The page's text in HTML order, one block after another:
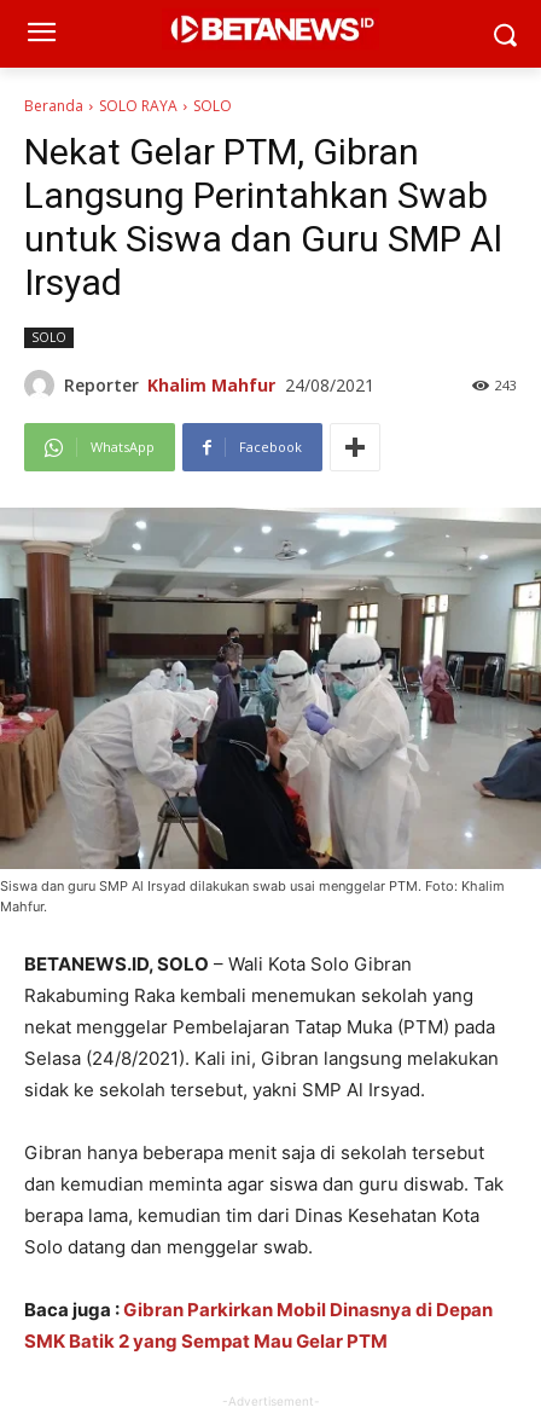
Beranda SOLO RAYA SOLO
Nekat Gelar PTM, Gibran
Langsung Perintahkan Swab
untuk Siswa dan Guru SMP Al
Irsyad
SOLO
Reporter Khalim Mahfur 24/08/2021 243
WhatsApp Facebook
Siswa dan guru SMP Al Irsyad dilakukan swab usai menggelar PTM. Foto: Khalim
Mahfur.
BETANEWS.ID, SOLO – Wali Kota Solo Gibran
Rakabuming Raka kembali menemukan sekolah yang
nekat menggelar Pembelajaran Tatap Muka (PTM) pada
Selasa (24/8/2021). Kali ini, Gibran langsung melakukan
sidak ke sekolah tersebut, yakni SMP Al Irsyad.
Gibran hanya beberapa menit saja di sekolah tersebut
dan kemudian meminta agar siswa dan guru diswab. Tak
berapa lama, kemudian tim dari Dinas Kesehatan Kota
Solo datang dan menggelar swab.
Baca juga :Gibran Parkirkan Mobil Dinasnya di Depan
SMK Batik 2 yang Sempat Mau Gelar PTM
-Advertisement-